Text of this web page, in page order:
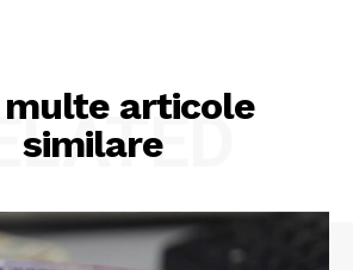
multe articole
similare